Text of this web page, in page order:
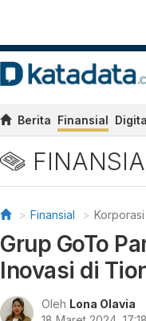
Berita Finansial
Finansial Korporasi
Grup GoTo
Inovasi di
Oleh Lona Olavia